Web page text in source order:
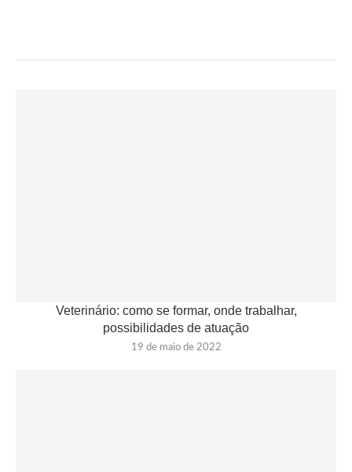
Veterinário: como se formar, onde trabalhar,
possibilidades de atuação
19 de maio de 2022